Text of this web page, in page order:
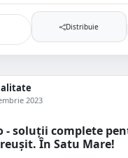
Distribuie
2023
- soluții complete
În Satu Mare!